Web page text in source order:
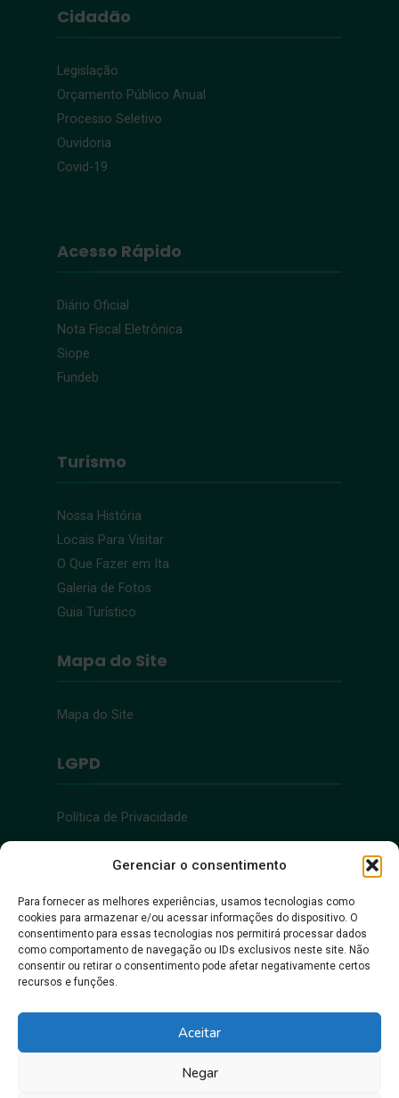
Gerenciar o consentimento
Para fornecer as melhores experiências, usamos tecnologias como
cookies para armazenar e/ou acessar informações do dispositivo. O
consentimento para essas tecnologias nos permitirá processar dados
como comportamento de navegação ou IDs exclusivos neste site. Não
consentir ou retirar o consentimento pode afetar negativamente certos
recursos e funções.
Aceitar
Negar
Cidadão
Legislação
Orçamento Público Anual
Processo Seletivo
Ouvidoria
Covid-19
Acesso Rápido
Diário Oficial
Nota Fiscal Eletrônica
Siope
Fundeb
Turismo
Nossa História
Locais Para Visitar
O Que Fazer em Ita
Galeria de Fotos
Guia Turístico
Mapa do Site
Mapa do Site
LGPD
Política de Privacidade
Acessibilidade
Acessibilidade